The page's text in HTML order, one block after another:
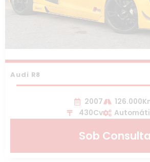
Audi R8
2007
430Cv
Sob Consulta